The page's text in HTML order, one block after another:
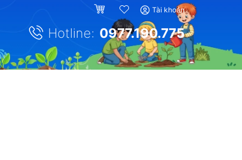
Tài khoản
Hotline: 0977.190.775